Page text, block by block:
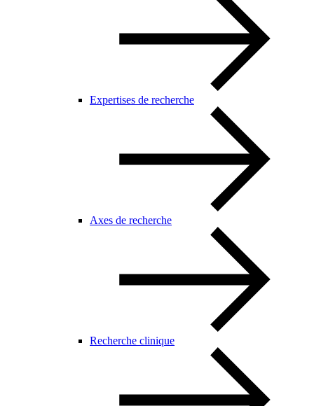
Expertises de recherche
Axes de recherche
Recherche clinique